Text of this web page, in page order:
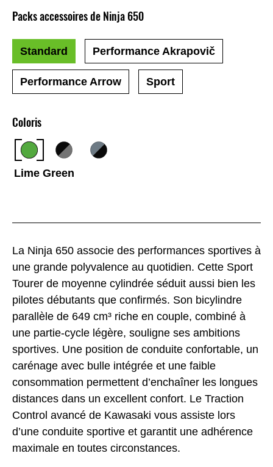
La Ninja 650 associe des performances sportives à
une grande polyvalence au quotidien. Cette Sport
Tourer de moyenne cylindrée séduit aussi bien les
pilotes débutants que confirmés. Son bicylindre
parallèle de 649 cm³ riche en couple, combiné à
une partie-cycle légère, souligne ses ambitions
sportives. Une position de conduite confortable, un
carénage avec bulle intégrée et une faible
consommation permettent d’enchaîner les longues
distances dans un excellent confort. Le Traction
Control avancé de Kawasaki vous assiste lors
d’une conduite sportive et garantit une adhérence
maximale en toutes circonstances.
Coloris
Lime Green
Packs accessoires de Ninja 650
Standard Performance Akrapovič
Performance Arrow Sport